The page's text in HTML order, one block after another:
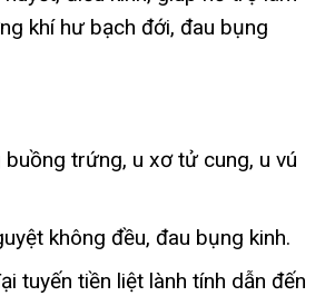
khí hư bạch đới, đau bụng
buồng trứng, u xơ tử cung, u vú
không đều, đau bụng kinh.
tuyến tiền liệt lành tính dẫn đến